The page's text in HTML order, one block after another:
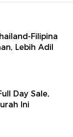
Filipina
Lebih Adil
Day Sale,
Ini